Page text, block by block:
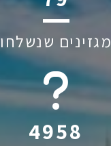
מגזינים שנשלחו
6045